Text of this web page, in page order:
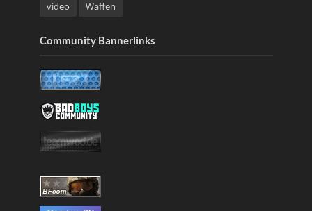
video
Waffen
Community Bannerlinks